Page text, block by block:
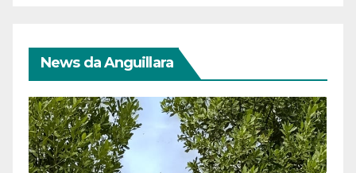
News da Anguillara